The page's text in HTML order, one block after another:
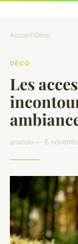
Accueil›Déco
DÉCO
Les
anatole — 6